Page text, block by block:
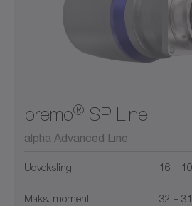
premo® SP Line
alpha Advanced Line
Udveksling 16 –
Maks. moment 32 –